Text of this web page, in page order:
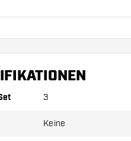
Form, ein anderes
herauszufinden, welche
3
Keine